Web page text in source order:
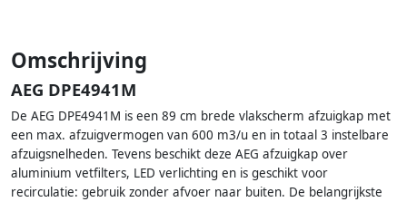
Omschrijving
AEG DPE4941M
De AEG DPE4941M is een 89 cm brede vlakscherm afzuigkap met
een max. afzuigvermogen van 600 m3/u en in totaal 3 instelbare
afzuigsnelheden. Tevens beschikt deze AEG afzuigkap over
aluminium vetfilters, LED verlichting en is geschikt voor
recirculatie: gebruik zonder afvoer naar buiten. De belangrijkste